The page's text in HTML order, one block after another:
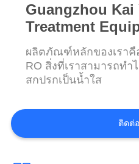
แผนผัง
เว็บไซต์
PRIVACY
POLICY
Guangzhou Kai
Treatment
ผลิตภัณฑ์หลักของเราคื
RO สิ่งที่เราสามารถทำ
สกปรกเป็นน้ำใส
ติดต่